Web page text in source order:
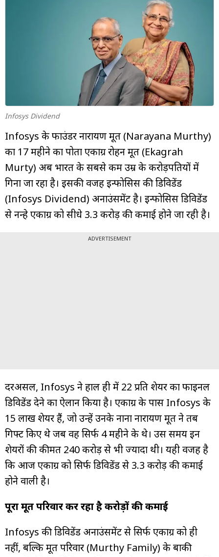
Infosys Dividend
Infosys के फाउंडर नारायण मूर्ति (Narayana Murthy)
का 17 महीने का पोता एकाग्र रोहन मूर्ति (Ekagrah
Murty) अब भारत के सबसे कम उम्र के करोड़पतियों में
गिना जा रहा है। इसकी वजह इन्फोसिस की डिविडेंड
(Infosys Dividend) अनाउंसमेंट है। इन्फोसिस डिविडेंड
से नन्हे एकाग्र को सीधे ₹3.3 करोड़ की कमाई होने जा रही है।
ADVERTISEMENT
दरअसल, Infosys ने हाल ही में ₹22 प्रति शेयर का फाइनल
डिविडेंड देने का ऐलान किया है। एकाग्र के पास Infosys के
15 लाख शेयर हैं, जो उन्हें उनके नाना नारायण मूर्ति ने तब
गिफ्ट किए थे जब वह सिर्फ 4 महीने के थे। उस समय इन
शेयरों की कीमत ₹240 करोड़ से भी ज्यादा थी। यही वजह है
कि आज एकाग्र को सिर्फ डिविडेंड से ₹3.3 करोड़ की कमाई
होने वाली है।
पूरा मूर्ति परिवार कर रहा है करोड़ों की कमाई
Infosys की डिविडेंड अनाउंसमेंट से सिर्फ एकाग्र को ही
नहीं, बल्कि मूर्ति परिवार (Murthy Family) के बाकी